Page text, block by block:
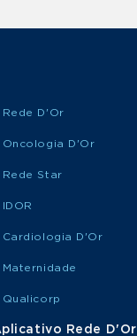
Pediátrica
Ortopedia Pediátrica
Rede D'Or
Oncologia D'Or
Rede Star
IDOR
Cardiologia D'Or
Maternidade
Qualicorp
Rede D'Or